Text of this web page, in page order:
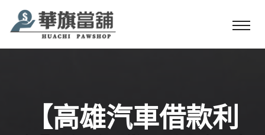
【高雄汽車借款利